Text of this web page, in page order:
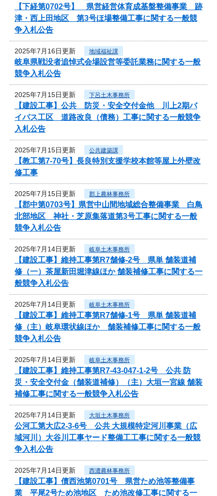
【下経第0702号】 県営経営体育成基盤整備事業 跡
津・西上田地区 第3号ほ場整備工事に関する一般競
争入札公告
2025年7月16日更新 地域福祉課
岐阜県戦没者追悼式会場設営等委託業務に関する一般
競争入札公告
2025年7月15日更新 下呂土木事務所
【建設工事】公共 防災・安全交付金他 川上2期バ
イパス工区 道路改良（債務）工事に関する一般競争
入札公告
2025年7月15日更新 公共建築課
【教工第7-70号】長良特別支援学校本館等屋上外壁改
修工事
2025年7月15日更新 郡上農林事務所
【郡中第0703号】県営中山間地域総合整備事業 白鳥
北部地区 神社・芝原集落道第3号工事に関する一般
競争入札公告
2025年7月14日更新 岐阜土木事務所
【建設工事】維持工事第R7舗修-2号 県単 舗装道補
修（一）茶屋新田堀津線ほか 舗装補修工事に関する一
般競争入札公告
2025年7月14日更新 岐阜土木事務所
【建設工事】維持工事第R7舗修-1号 県単 舗装道補
修（主）岐阜環状線ほか 舗装補修工事に関する一般
競争入札公告
2025年7月14日更新 岐阜土木事務所
【建設工事】維持工事第R7-43-047-1-2号 公共 防
災・安全交付金（舗装道補修）（主）大垣一宮線 舗装
補修工事に関する一般競争入札公告
2025年7月14日更新 大垣土木事務所
公河工第大広2-3-6号 公共 大規模特定河川事業（広
域河川）大谷川工事ヤード整備工工事に関する一般競
争入札公告
2025年7月14日更新 西濃農林事務所
【建設工事】債西池第0701号 県営ため池等整備事
業 平尾2号ため池地区 ため池改修工事に関する一